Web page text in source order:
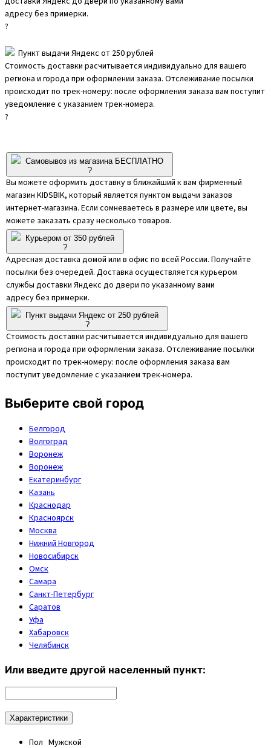
адресу без примерки.
?
Пункт выдачи Яндекс от 250 рублей
Стоимость доставки расчитывается индивидуально для вашего
региона и города при оформлении заказа. Отслеживание посылки
происходит по трек-номеру: после оформления заказа вам поступит
уведомление с указанием трек-номера.
?
Самовывоз из магазина БЕСПЛАТНО
?
Вы можете оформить доставку в ближайший к вам фирменный
магазин KIDSBIK, который является пунктом выдачи заказов
интернет-магазина. Если сомневаетесь в размере или цвете, вы
можете заказать сразу несколько товаров.
Курьером от 350 рублей
?
Адресная доставка домой или в офис по всей России. Получайте
посылки без очередей. Доставка осуществляется курьером
службы доставки Яндекс до двери по указанному вами
адресу без примерки.
Пункт выдачи Яндекс от 250 рублей
?
Стоимость доставки расчитывается индивидуально для вашего
региона и города при оформлении заказа. Отслеживание посылки
происходит по трек-номеру: после оформления заказа вам
поступит уведомление с указанием трек-номера.
Выберите свой город
Белгород
Волгоград
Воронеж
Воронеж
Екатеринбург
Казань
Краснодар
Красноярск
Москва
Нижний Новгород
Новосибирск
Омск
Самара
Санкт-Петербург
Саратов
Уфа
Хабаровск
Челябинск
Или введите другой населенный пункт:
Характеристики
Пол Мужской